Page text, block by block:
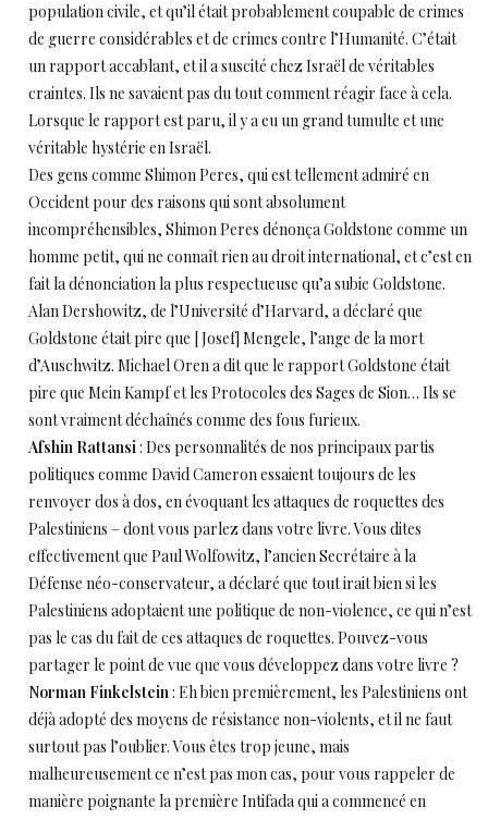
population civile, et qu’il était probablement coupable de crimes
de guerre considérables et de crimes contre l’Humanité. C’était
un rapport accablant, et il a suscité chez Israël de véritables
craintes. Ils ne savaient pas du tout comment réagir face à cela.
Lorsque le rapport est paru, il y a eu un grand tumulte et une
véritable hystérie en Israël.
Des gens comme Shimon Peres, qui est tellement admiré en
Occident pour des raisons qui sont absolument
incompréhensibles, Shimon Peres dénonça Goldstone comme un
homme petit, qui ne connaît rien au droit international, et c’est en
fait la dénonciation la plus respectueuse qu’a subie Goldstone.
Alan Dershowitz, de l’Université d’Harvard, a déclaré que
Goldstone était pire que [Josef] Mengele, l’ange de la mort
d’Auschwitz. Michael Oren a dit que le rapport Goldstone était
pire que Mein Kampf et les Protocoles des Sages de Sion… Ils se
sont vraiment déchaînés comme des fous furieux.
Afshin Rattansi: Des personnalités de nos principaux partis
politiques comme David Cameron essaient toujours de les
renvoyer dos à dos, en évoquant les attaques de roquettes des
Palestiniens – dont vous parlez dans votre livre. Vous dites
effectivement que Paul Wolfowitz, l’ancien Secrétaire à la
Défense néo-conservateur, a déclaré que tout irait bien si les
Palestiniens adoptaient une politique de non-violence, ce qui n’est
pas le cas du fait de ces attaques de roquettes. Pouvez-vous
partager le point de vue que vous développez dans votre livre ?
Norman Finkelstein: Eh bien premièrement, les Palestiniens ont
déjà adopté des moyens de résistance non-violents, et il ne faut
surtout pas l’oublier. Vous êtes trop jeune, mais
malheureusement ce n’est pas mon cas, pour vous rappeler de
manière poignante la première Intifada qui a commencé en